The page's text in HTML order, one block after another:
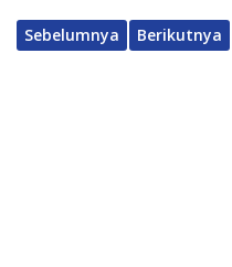
Sebelumnya Berikutnya